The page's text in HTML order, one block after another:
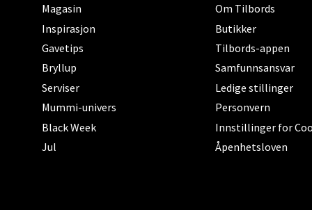
Magasin
Inspirasjon
Gavetips
Bryllup
Serviser
Mummi-univers
Black Week
Jul
Om Tilbords
Butikker
Tilbords-appen
Samfunnsansvar
Ledige stillinger
Personvern
Innstillinger for
Åpenhetsloven
Folke
Åpent i